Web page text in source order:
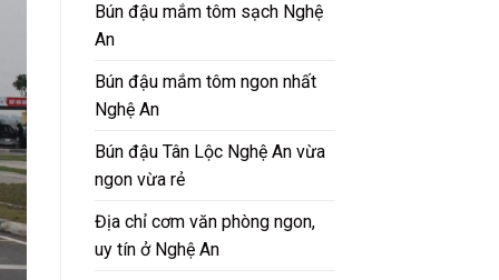
Bún đậu mắm tôm sạch Nghệ
An
Bún đậu mắm tôm ngon nhất
Nghệ An
Bún đậu Tân Lộc Nghệ An vừa
ngon vừa rẻ
Địa chỉ cơm văn phòng ngon,
uy tín ở Nghệ An